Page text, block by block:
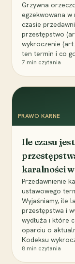
Grzywna
egzekwowana w
czasie
przestępstwo
wykroczenie
ten termin i co
7 min czytania
PRAWO KARNE
Ile czasu
karalności
Przedawnienie
ustawowego
Wyjaśniamy, ile
przestępstwa i
wydłuża i które
oparciu o
Kodeksu
8 min czytania